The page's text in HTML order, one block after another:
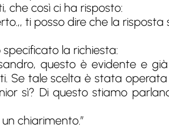
che così ci ha risposto:
ti posso dire che la
la richiesta:
questo è evidente e
Se tale scelta è stata
sì? Di questo stiamo
chiarimento.”